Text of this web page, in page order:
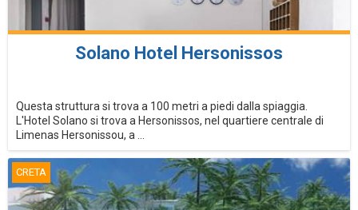
Solano Hotel Hersonissos
Questa struttura si trova a 100 metri a piedi dalla spiaggia.
L'Hotel Solano si trova a Hersonissos, nel quartiere centrale di
Limenas Hersonissou, a ...
CRETA